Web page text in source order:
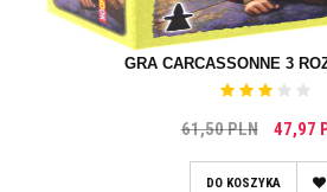
GRA CARCASSONNE 3
61,50 PLN 47,97
DO KOSZYKA